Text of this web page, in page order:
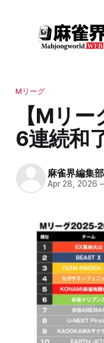
Mリーグ
【Mリ
6連続和
麻雀界編集部
Apr 28, 2026